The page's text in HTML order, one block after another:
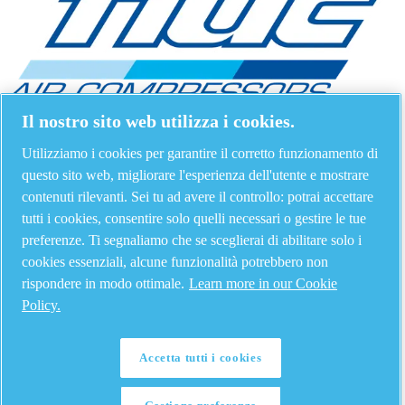
Il nostro sito web utilizza i cookies.
Utilizziamo i cookies per garantire il corretto funzionamento di
questo sito web, migliorare l'esperienza dell'utente e mostrare
contenuti rilevanti. Sei tu ad avere il controllo: potrai accettare
tutti i cookies, consentire solo quelli necessari o gestire le tue
preferenze. Ti segnaliamo che se sceglierai di abilitare solo i
cookies essenziali, alcune funzionalità potrebbero non
rispondere in modo ottimale. Learn more in our Cookie
Policy.
Accetta tutti i cookies